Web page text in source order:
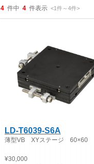
4 件中 4 件表示 <1件～4件>
LD-T6039-S6A
薄型VB XYステージ 60×60
¥30,000